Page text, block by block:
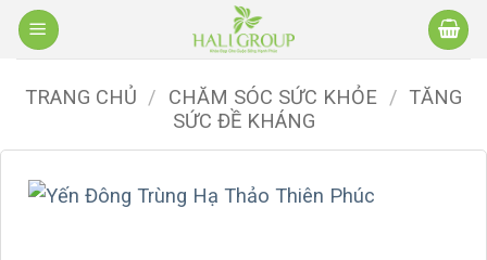
Bỏ
qua
dung
TRANG CHỦ / CHĂM SÓC SỨC KHỎE / TĂNG
SỨC ĐỀ KHÁNG